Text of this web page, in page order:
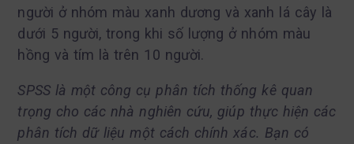
người ở nhóm màu xanh dương và xanh lá cây là
dưới 5 người, trong khi số lượng ở nhóm màu
hồng và tím là trên 10 người.
SPSS là một công cụ phân tích thống kê quan
trọng cho các nhà nghiên cứu, giúp thực hiện các
phân tích dữ liệu một cách chính xác. Bạn có